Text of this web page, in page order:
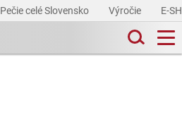
Pečie celé Slovensko Výročie E-